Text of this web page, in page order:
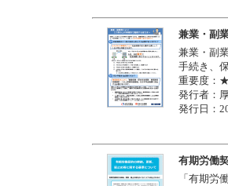
兼業・副
兼業・副
手続き、
重要度
発行者：
発行日：
有期労働
「有期労